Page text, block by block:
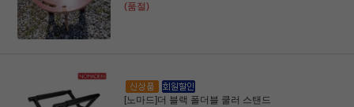
(품절)
[노마드]더 블랙 폴더블 쿨러 스탠드